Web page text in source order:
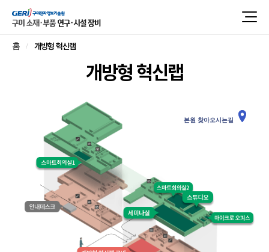
홈 개방형 혁신랩
개방형 혁신랩
본원 찾아오시는길